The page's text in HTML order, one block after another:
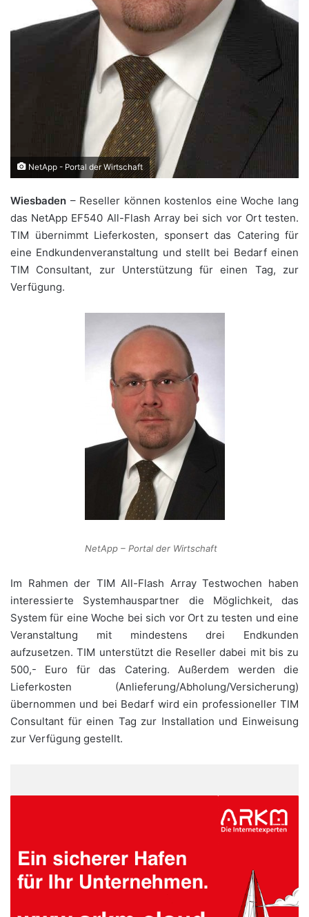
NetApp - Portal der Wirtschaft
Wiesbaden – Reseller können kostenlos eine Woche lang
das NetApp EF540 All-Flash Array bei sich vor Ort testen.
TIM übernimmt Lieferkosten, sponsert das Catering für
eine Endkundenveranstaltung und stellt bei Bedarf einen
TIM Consultant, zur Unterstützung für einen Tag, zur
Verfügung.
NetApp – Portal der Wirtschaft
Im Rahmen der TIM All-Flash Array Testwochen haben
interessierte Systemhauspartner die Möglichkeit, das
System für eine Woche bei sich vor Ort zu testen und eine
Veranstaltung mit mindestens drei Endkunden
aufzusetzen. TIM unterstützt die Reseller dabei mit bis zu
500,- Euro für das Catering. Außerdem werden die
Lieferkosten (Anlieferung/Abholung/Versicherung)
übernommen und bei Bedarf wird ein professioneller TIM
Consultant für einen Tag zur Installation und Einweisung
zur Verfügung gestellt.